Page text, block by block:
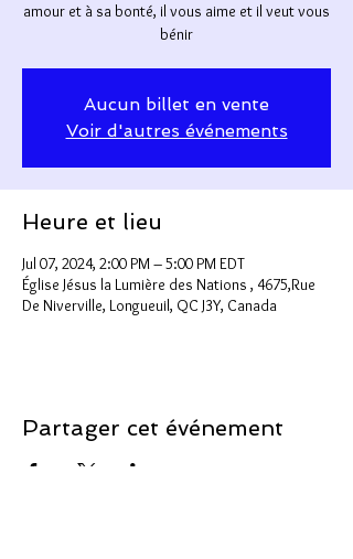
amour et à sa bonté, il vous aime et il veut vous
bénir
Aucun billet en vente
Voir d'autres événements
Heure et lieu
Jul 07, 2024, 2:00 PM – 5:00 PM EDT
Église Jésus la Lumière des Nations , 4675,Rue
De Niverville, Longueuil, QC J3Y, Canada
Partager cet événement